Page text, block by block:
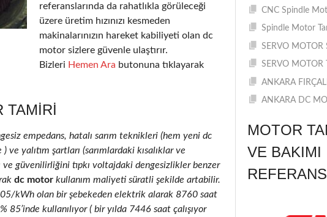
referanslarında da rahatlıkla görüleceği
üzere üretim hızınızı kesmeden
makinalarınızın hareket kabiliyeti olan dc
motor sizlere güvenle ulaştırır.
Bizleri Hemen Ara butonuna tıklayarak
TAMIRI
empedans, hatalı sarım teknikleri (hem yeni dc
yalıtım şartları (sarımlardaki kısalıklar ve
ve güvenilirliğini tıpkı voltajdaki dengesizlikler benzer
dc motor kullanım maliyeti süratli şekilde artabilir.
kWh olan bir şebekeden elektrik alarak 8760 saat
85’inde kullanılıyor ( bir yılda 7446 saat çalışıyor
CNC Spindle
Spindle Motor
SERVO MOTOR
SERVO MOTOR
ANKARA
ANKARA DC
MOTOR
VE BAKIMI